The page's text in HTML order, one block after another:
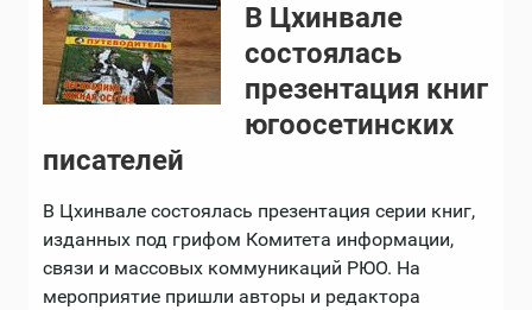
В Цхинвале
состоялась
презентация книг
югоосетинских
писателей
В Цхинвале состоялась презентация серии книг,
изданных под грифом Комитета информации,
связи и массовых коммуникаций РЮО. На
мероприятие пришли авторы и редактора